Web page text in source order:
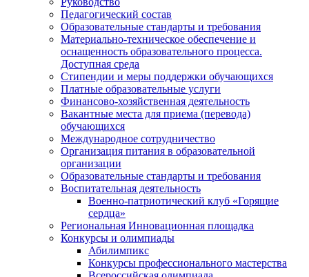
Педагогический состав
Образовательные стандарты и требования
Материально-техническое обеспечение и
оснащенность образовательного процесса.
Доступная среда
Стипендии и меры поддержки обучающихся
Платные образовательные услуги
Финансово-хозяйственная деятельность
Вакантные места для приема (перевода)
обучающихся
Международное сотрудничество
Организация питания в образовательной
организации
Образовательные стандарты и требования
Воспитательная деятельность
Военно-патриотический клуб «Горящие
сердца»
Региональная Инновационная площадка
Конкурсы и олимпиады
Абилимпикс
Конкурсы профессионального мастерства